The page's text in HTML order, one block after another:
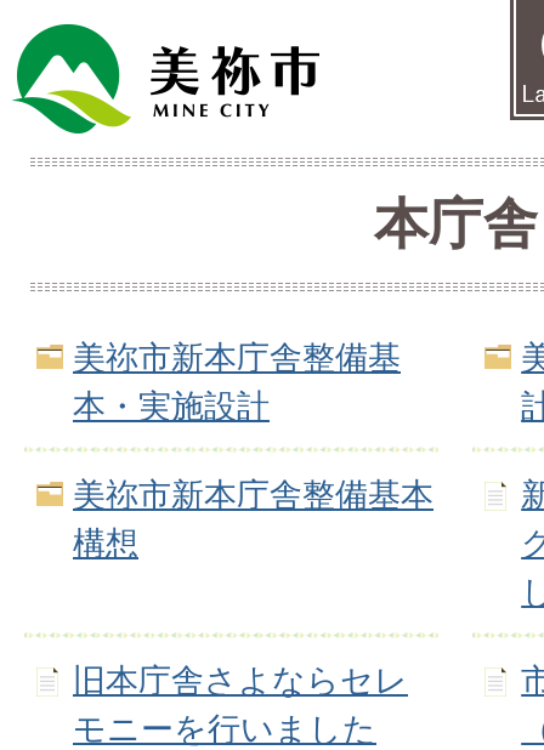
本庁舎
美祢市新本庁舎整備基
本・実施設計
美祢市新本庁舎整備基本
構想
旧本庁舎さよならセレ
モニーを行いました